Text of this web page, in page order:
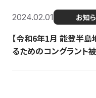
2024.02.01 お知
【令和6年1月 能登半
るためのコングラント